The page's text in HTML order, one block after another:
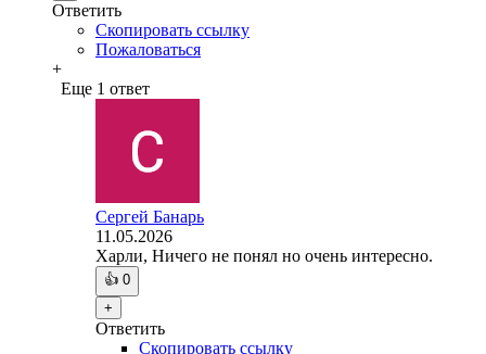
Ответить
Скопировать ссылку
Пожаловаться
+
Еще 1 ответ
Сергей Банарь
11.05.2026
Харли, Ничего не понял но очень интересно.
👍 0
+
Ответить
Скопировать ссылку